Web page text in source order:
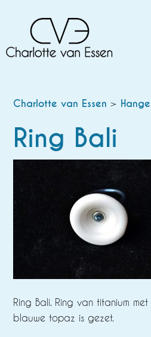
Charlotte van Essen >
Ring Bali
Ring Bali. Ring van titanium
blauwe topaz is gezet.